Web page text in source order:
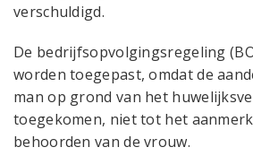
verschuldigd.
De bedrijfsopvolgingsregeling
worden toegepast, omdat de
man op grond van het
toegekomen, niet tot het
behoorden van de vrouw.